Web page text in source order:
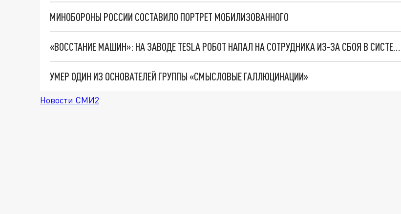
МИНОБОРОНЫ РОССИИ СОСТАВИЛО ПОРТРЕТ МОБИЛИЗОВАННОГО
«ВОССТАНИЕ МАШИН»: НА ЗАВОДЕ TESLA РОБОТ НАПАЛ НА СОТРУДНИКА ИЗ-ЗА СБОЯ В СИСТЕМЕ
УМЕР ОДИН ИЗ ОСНОВАТЕЛЕЙ ГРУППЫ «СМЫСЛОВЫЕ ГАЛЛЮЦИНАЦИИ»
Новости СМИ2